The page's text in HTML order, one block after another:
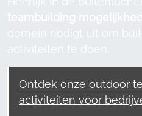
Ontdek onze outdoor
activiteiten voor